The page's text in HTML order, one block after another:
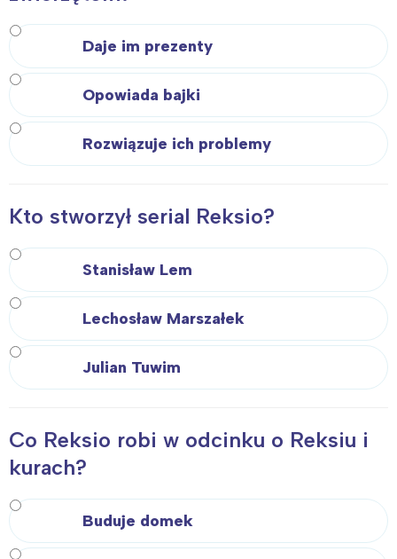
Daje im prezenty
Opowiada bajki
Rozwiązuje ich problemy
Kto stworzył serial Reksio?
Stanisław Lem
Lechosław Marszałek
Julian Tuwim
Co Reksio robi w odcinku o Reksiu i
kurach?
Buduje domek